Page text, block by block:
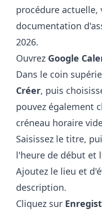
procédure actuelle,
documentation
2026.
Ouvrez Google
Dans le coin
Créer, puis
pouvez également
créneau horaire
Saisissez le titre,
l'heure de début et
Ajoutez le lieu et
description.
Cliquez sur